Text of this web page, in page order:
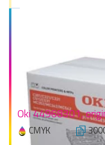
Oki 44968301,
CMYK